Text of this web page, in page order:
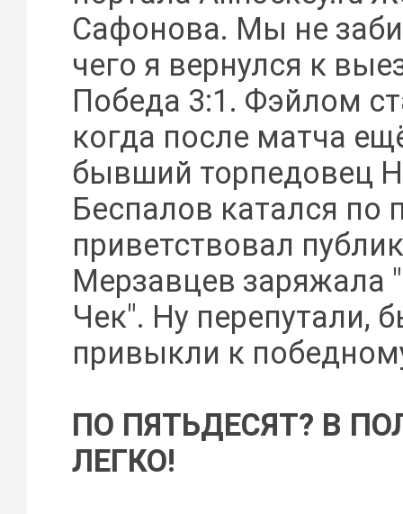
Сафонова. Мы не
чего я вернулся к
Победа 3:1. Фэйлом
когда после матча
бывший торпедовец
Беспалов катался по
приветствовал
Мерзавцев заряжала
Чек". Ну перепутали,
привыкли к
ПО ПЯТЬДЕСЯТ? В
ЛЕГКО!